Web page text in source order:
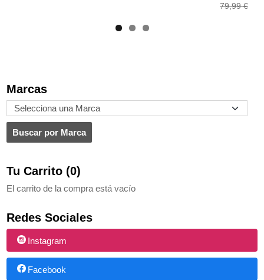
Marcas
Tu Carrito (0)
El carrito de la compra está vacío
Redes Sociales
Instagram
Facebook
79,99 €